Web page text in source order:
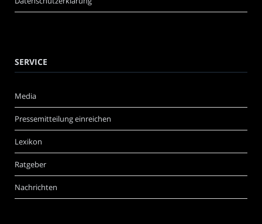
SERVICE
Media
Pressemitteilung einreichen
Lexikon
Ratgeber
Nachrichten